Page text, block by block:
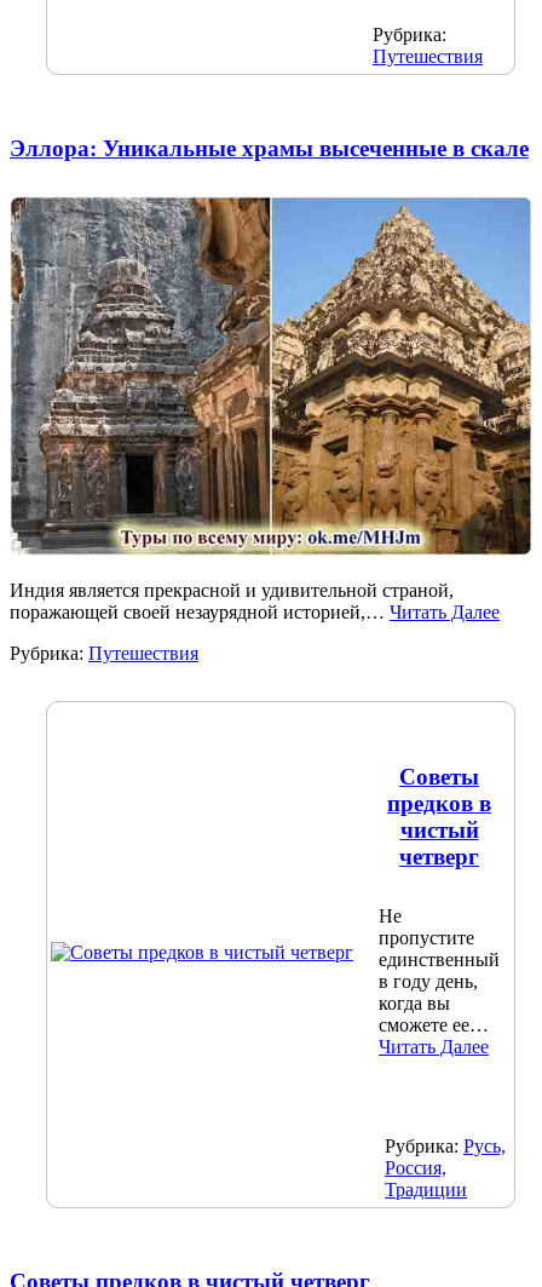
Рубрика:
Путешествия
Эллора: Уникальные храмы высеченные в скале
Индия является прекрасной и удивительной страной,
поражающей своей незаурядной историей,… Читать Далее
Рубрика: Путешествия
Советы
предков в
чистый
четверг
Не
пропустите
единственный
в году день,
когда вы
сможете ее…
Читать Далее
Рубрика: Русь,
Россия,
Традиции